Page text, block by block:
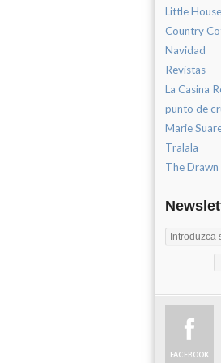
Little
Country
Navidad
Revistas
La Casina
punto de
Marie
Tralala
The
FACEBOOK